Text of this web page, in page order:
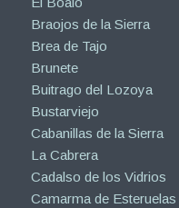
Braojos de la Sierra
Brea de Tajo
Brunete
Buitrago del Lozoya
Bustarviejo
Cabanillas de la Sierra
La Cabrera
Cadalso de los Vidrios
Camarma de Esteruelas